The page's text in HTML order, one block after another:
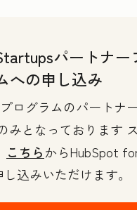
パートナー
への申し込み
ログラムのパートナ
みとなっております
こちらからHubSpot
込みいただけます。